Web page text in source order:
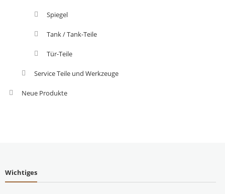
Spiegel
Tank / Tank-Teile
Tür-Teile
Service Teile und Werkzeuge
Neue Produkte
Wichtiges